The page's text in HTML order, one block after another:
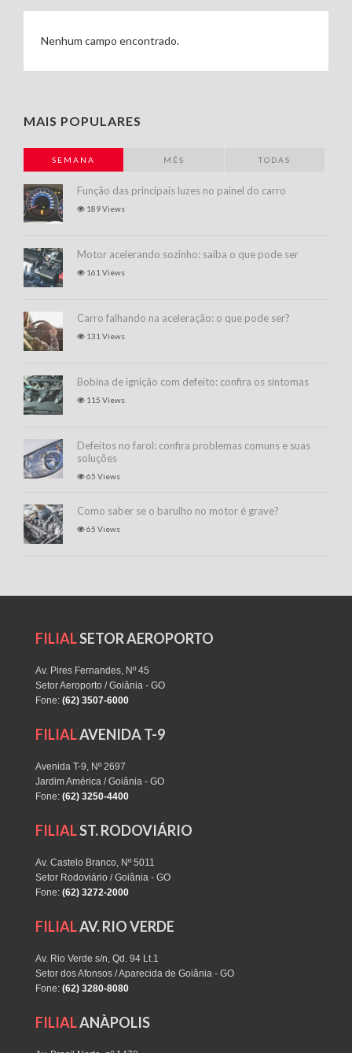
Nenhum campo encontrado.
MAIS POPULARES
SEMANA MÊS TODAS
Função das principais luzes no painel do carro
189 Views
Motor acelerando sozinho: saiba o que pode ser
161 Views
Carro falhando na aceleração: o que pode ser?
131 Views
Bobina de ignição com defeito: confira os sintomas
115 Views
Defeitos no farol: confira problemas comuns e suas
soluções
65 Views
Como saber se o barulho no motor é grave?
65 Views
FILIALSETOR AEROPORTO
Av. Pires Fernandes, Nº 45
Setor Aeroporto / Goiânia - GO
Fone: (62) 3507-6000
FILIALAVENIDA T-9
Avenida T-9, Nº 2697
Jardim América / Goiânia - GO
Fone: (62) 3250-4400
FILIALST. RODOVIÁRIO
Av. Castelo Branco, Nº 5011
Setor Rodoviário / Goiânia - GO
Fone: (62) 3272-2000
FILIALAV. RIO VERDE
Av. Rio Verde s/n, Qd. 94 Lt.1
Setor dos Afonsos / Aparecida de Goiânia - GO
Fone: (62) 3280-8080
FILIALANÀPOLIS